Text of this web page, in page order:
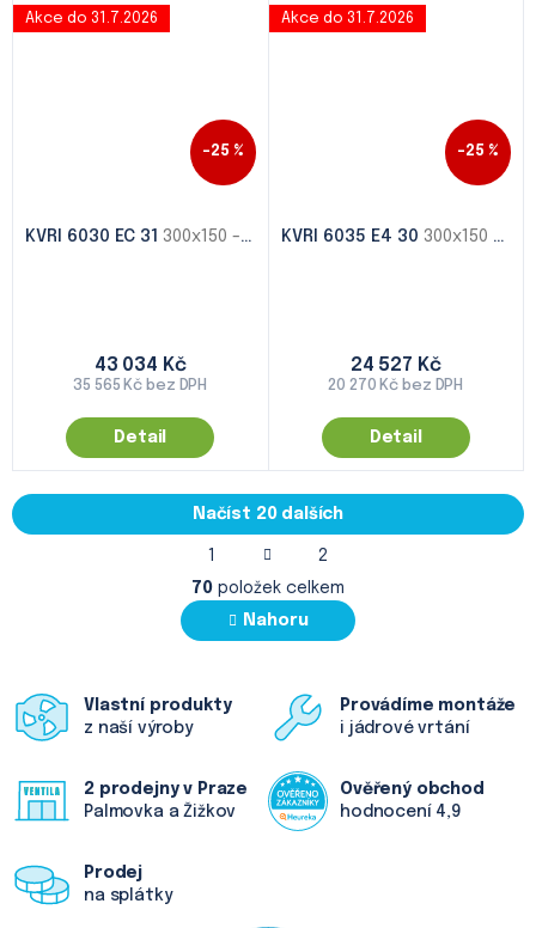
Akce do 31.7.2026
–25 %
KVRI 6030 EC 31 300x150 - 1000x500
35 565 Kč bez DPH
43 034 Kč
Detail
Akce do 31.7.2026
–25 %
KVRI 6035 E4 30 300x150 - 1000x500
20 270 Kč bez DPH
24 527 Kč
Detail
O
v
l
á
r
v
k
Načíst 20 dalších
t
r
á
n
k
n
1
2
70 položek celkem
Nahoru
Vlastní produkty
z naší výroby
Provádíme montáže
i jádrové vrtání
2 prodejny v Praze
Palmovka a Žižkov
Ověřený obchod
hodnocení 4,9
Prodej
na splátky